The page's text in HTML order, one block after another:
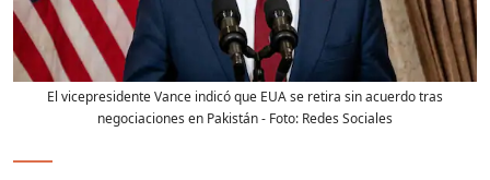
El vicepresidente Vance indicó que EUA se retira sin acuerdo tras
negociaciones en Pakistán- Foto: Redes Sociales